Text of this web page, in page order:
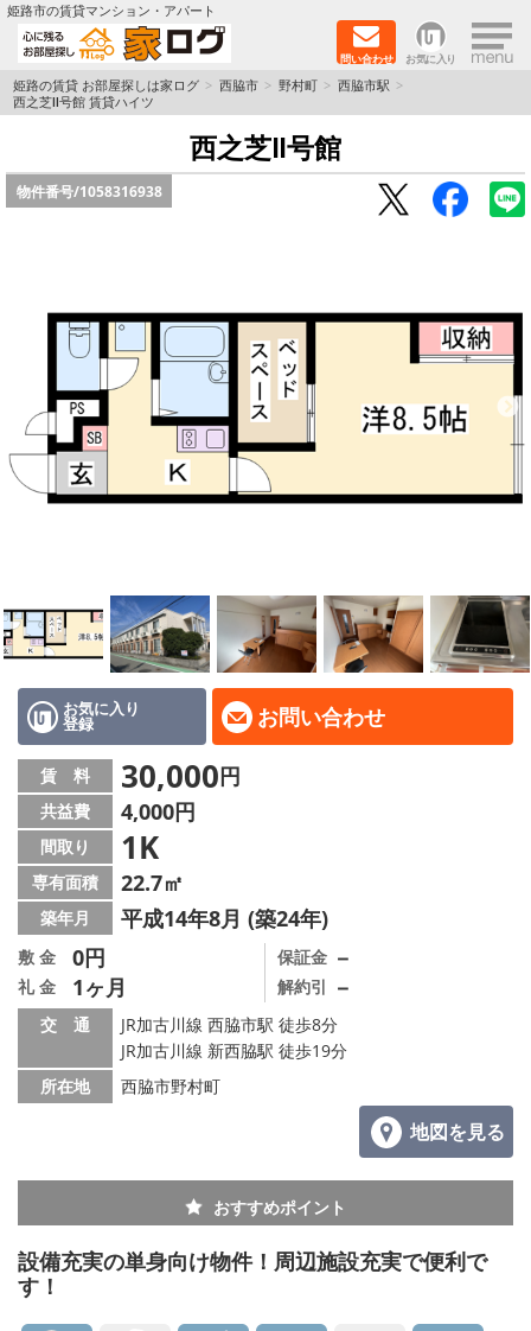
姫路市の賃貸マンション・アパート
問い合わせ お気に入り ×
TOPページ
ペットOK物件
保証人不要物件
初期費用リーズナブル物件
都市ガス物件
路線·駅から探す
地図から探す
スタッフ
店舗情報·アクセス
会社概要
メールでお問い合わせ
姫路の賃貸 お部屋探しは家ログ 西脇市 野村町
西脇市駅
西之芝Ⅱ号館 賃貸ハイツ
西之芝Ⅱ号館
物件番号/1058316938
お気に入り
登録 お問い合わせ
賃 料 30,000円
共益費 4,000円
間取り 1K
専有面積 22.7㎡
築年月 平成14年8月 (築24年)
敷 金 0円
礼 金 1ヶ月
保証金 －
解約引 －
交 通
JR加古川線 西脇市駅 徒歩8分
JR加古川線 新西脇駅 徒歩19分
所在地
西脇市野村町
地図を見る
おすすめポイント
設備充実の単身向け物件！周辺施設充実で便利で
す！